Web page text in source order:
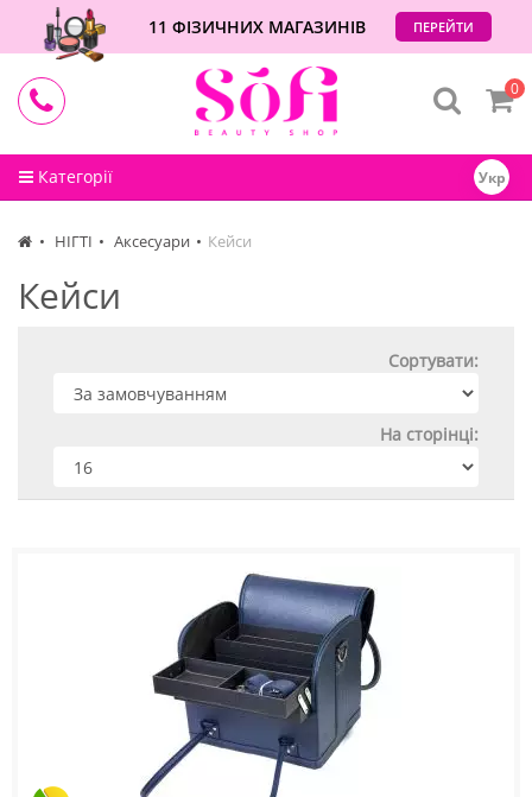
11 ФІЗИЧНИХ МАГАЗИНІВ ПЕРЕЙТИ
Категорії Укр
0
НІГТІ Аксесуари Кейси
Кейси
Сортувати:
На сторінці: